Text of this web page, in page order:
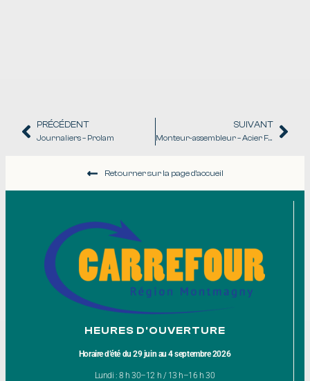
PRÉCÉDENT
Journaliers – Prolam
SUIVANT
Monteur-assembleur – Acier Fortin
Retourner sur la page d'accueil
HEURES D'OUVERTURE
Horaire d’été du 29 juin au 4 septembre 2026
Lundi : 8 h 30–12 h / 13 h–16 h 30